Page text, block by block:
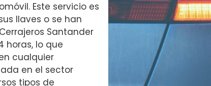
Este servicio es
llaves o se han
Santander
horas, lo que
cualquier
en el sector
tipos de